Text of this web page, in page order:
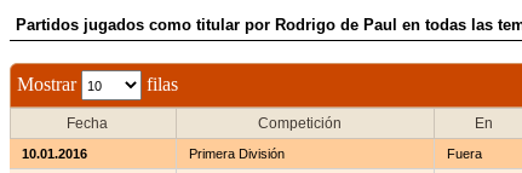
Partidos jugados como titular por Rodrigo de Paul en todas las
Mostrar filas
Fecha Competición En
10.01.2016 Primera División Fuera